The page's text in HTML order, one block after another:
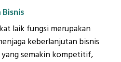
laik fungsi merupakan
keberlanjutan bisnis
yang semakin kompetitif,